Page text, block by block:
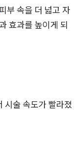
부 속을 더 넓고 자
효과를 높이게 되
시술 속도가 빨라졌